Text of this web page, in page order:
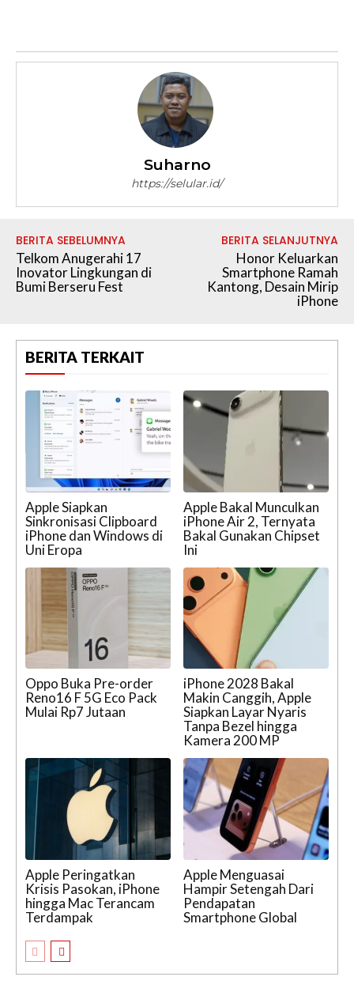
Suharno
https://selular.id/
BERITA SEBELUMNYA
Telkom Anugerahi 17
Inovator Lingkungan di
Bumi Berseru Fest
BERITA SELANJUTNYA
Honor Keluarkan
Smartphone Ramah
Kantong, Desain Mirip
iPhone
BERITA TERKAIT
Apple Siapkan
Sinkronisasi Clipboard
iPhone dan Windows di
Uni Eropa
Apple Bakal Munculkan
iPhone Air 2, Ternyata
Bakal Gunakan Chipset
Ini
Oppo Buka Pre-order
Reno16 F 5G Eco Pack
Mulai Rp7 Jutaan
iPhone 2028 Bakal
Makin Canggih, Apple
Siapkan Layar Nyaris
Tanpa Bezel hingga
Kamera 200 MP
Apple Peringatkan
Krisis Pasokan, iPhone
hingga Mac Terancam
Terdampak
Apple Menguasai
Hampir Setengah Dari
Pendapatan
Smartphone Global